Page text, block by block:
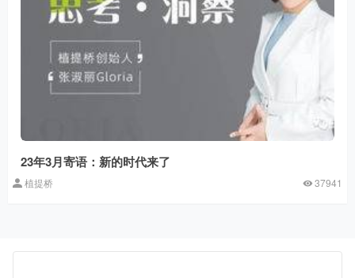
23年3月寄语：新的时代来了
植提桥 37941